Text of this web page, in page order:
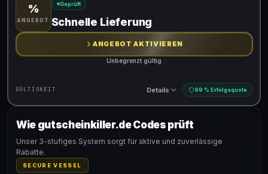
Gültig für teilnehmende Produkte
%
ANGEBOT
Geprüft
Schnelle Lieferung
ANGEBOT AKTIVIEREN
Unbegrenzt gültig
GÜLTIGKEIT Details 99 % Erfolgsquote
Gültig für teilnehmende Produkte
Wie gutscheinkiller.de Codes prüft
Unser 3-stufiges System sorgt für aktive und zuverlässige
Rabatte.
SECURE VESSEL